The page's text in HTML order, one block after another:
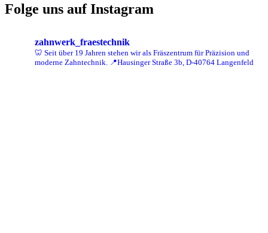
Folge uns auf Instagram
zahnwerk_fraestechnik
🦷 Seit über 19 Jahren stehen wir als Fräszentrum für Präzision und
moderne Zahntechnik.
📍Hausinger Straße 3b, D-40764 Langenfeld